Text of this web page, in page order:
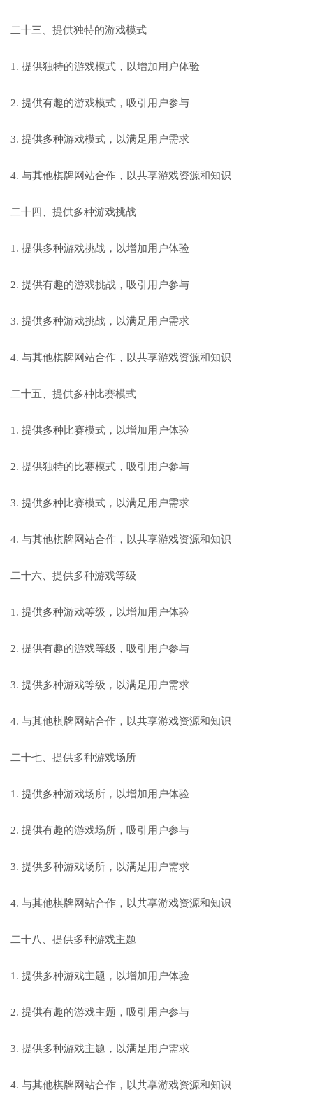
二十三、提供独特的游戏模式
1. 提供独特的游戏模式，以增加用户体验
2. 提供有趣的游戏模式，吸引用户参与
3. 提供多种游戏模式，以满足用户需求
4. 与其他棋牌网站合作，以共享游戏资源和知识
二十四、提供多种游戏挑战
1. 提供多种游戏挑战，以增加用户体验
2. 提供有趣的游戏挑战，吸引用户参与
3. 提供多种游戏挑战，以满足用户需求
4. 与其他棋牌网站合作，以共享游戏资源和知识
二十五、提供多种比赛模式
1. 提供多种比赛模式，以增加用户体验
2. 提供独特的比赛模式，吸引用户参与
3. 提供多种比赛模式，以满足用户需求
4. 与其他棋牌网站合作，以共享游戏资源和知识
二十六、提供多种游戏等级
1. 提供多种游戏等级，以增加用户体验
2. 提供有趣的游戏等级，吸引用户参与
3. 提供多种游戏等级，以满足用户需求
4. 与其他棋牌网站合作，以共享游戏资源和知识
二十七、提供多种游戏场所
1. 提供多种游戏场所，以增加用户体验
2. 提供有趣的游戏场所，吸引用户参与
3. 提供多种游戏场所，以满足用户需求
4. 与其他棋牌网站合作，以共享游戏资源和知识
二十八、提供多种游戏主题
1. 提供多种游戏主题，以增加用户体验
2. 提供有趣的游戏主题，吸引用户参与
3. 提供多种游戏主题，以满足用户需求
4. 与其他棋牌网站合作，以共享游戏资源和知识